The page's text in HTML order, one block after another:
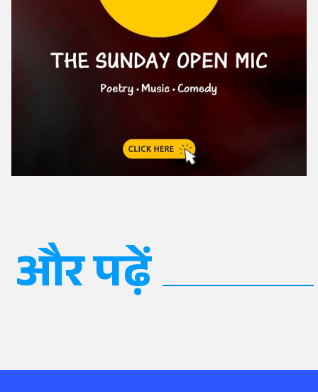
और पढ़ें